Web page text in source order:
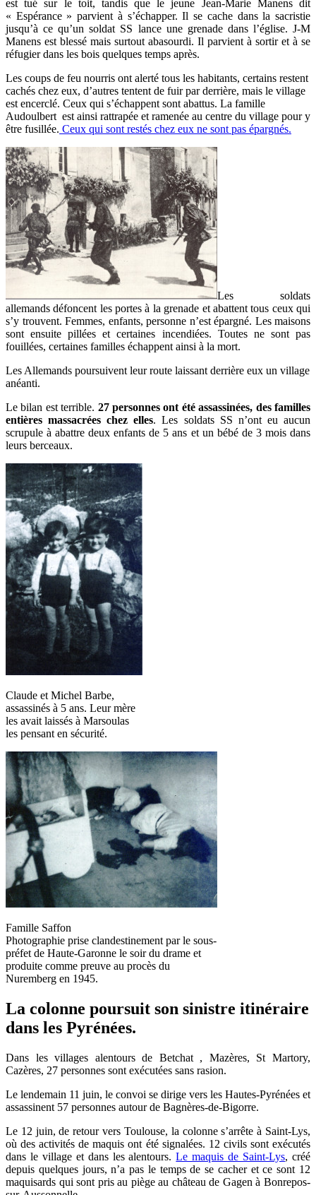
est tué sur le toit, tandis que le jeune Jean-Marie Manens dit
« Espérance » parvient à s’échapper. Il se cache dans la sacristie
jusqu’à ce qu’un soldat SS lance une grenade dans l’église. J-M
Manens est blessé mais surtout abasourdi. Il parvient à sortir et à se
réfugier dans les bois quelques temps après.
Les coups de feu nourris ont alerté tous les habitants, certains restent
cachés chez eux, d’autres tentent de fuir par derrière, mais le village
est encerclé. Ceux qui s’échappent sont abattus. La famille
Audoulbert est ainsi rattrapée et ramenée au centre du village pour y
être fusillée. Ceux qui sont restés chez eux ne sont pas épargnés.
Les soldats
allemands défoncent les portes à la grenade et abattent tous ceux qui
s’y trouvent. Femmes, enfants, personne n’est épargné. Les maisons
sont ensuite pillées et certaines incendiées. Toutes ne sont pas
fouillées, certaines familles échappent ainsi à la mort.
Les Allemands poursuivent leur route laissant derrière eux un village
anéanti.
Le bilan est terrible. 27 personnes ont été assassinées, des familles
entières massacrées chez elles. Les soldats SS n’ont eu aucun
scrupule à abattre deux enfants de 5 ans et un bébé de 3 mois dans
leurs berceaux.
Claude et Michel Barbe,
assassinés à 5 ans. Leur mère
les avait laissés à Marsoulas
les pensant en sécurité.
Famille Saffon
Photographie prise clandestinement par le sous-
préfet de Haute-Garonne le soir du drame et
produite comme preuve au procès du
Nuremberg en 1945.
La colonne poursuit son sinistre itinéraire
dans les Pyrénées.
Dans les villages alentours de Betchat , Mazères, St Martory,
Cazères, 27 personnes sont exécutées sans rasion.
Le lendemain 11 juin, le convoi se dirige vers les Hautes-Pyrénées et
assassinent 57 personnes autour de Bagnères-de-Bigorre.
Le 12 juin, de retour vers Toulouse, la colonne s’arrête à Saint-Lys,
où des activités de maquis ont été signalées. 12 civils sont exécutés
dans le village et dans les alentours.Le maquis de Saint-Lys, créé
depuis quelques jours, n’a pas le temps de se cacher et ce sont 12
maquisards qui sont pris au piège au château de Gagen à Bonrepos-